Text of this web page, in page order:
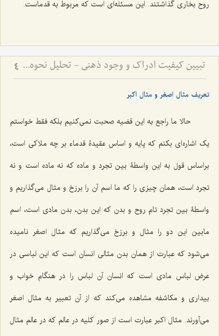
روح بخاری گذاشتند. این مسئله‌ای است که مربوط به قدماست.
تبیین کیفیت ادراک و وجود ذهنی - تحلیل نحوه ارتباط نفس با عالم مثال و صور خارجی 4
تعریف مثال اصغر و مثال اکبر
حالا ما راجع به این قضیه صحبت نمی‌کنیم بلکه فقط خواستم
یک اشاره‌ای بکنم که پایه و اساس عقیدۀ قدماء بر چه ملاکی است،
براساس قول به این واسطۀ بین تجرد و ماده که نه ماده است و نه
تجرد است، همان چیزی را که ما اسم آن را برزخ و مثال می‌گذاریم و
واسطۀ بین تجرد تام روح و بدن که این بدن، بدن مادی است، اسم
مابین این دو را مثال و برزخ می‌گذاریم که مثال اصغر نامیده
می‌شود که عبارت از همان بدن مثالی انسان است که این لباسی در
عرض لباس مادی است که انسان آن لباس را در هنگام خواب و
بیداری و مکاشفه مشاهده می‌کند که از آن تعبیر به مثال اصغر
می‌آورند. مثال اکبر عبارت است از صور کلیه در عالم که در عالم مثال